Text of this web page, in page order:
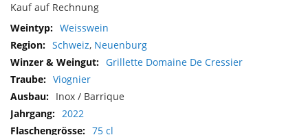
Kauf auf Rechnung
Mehr
Informationen
Weisswein
Schweiz, Neuenburg
Grillette Domaine De Cressier
Viognier
Inox / Barrique
2022
75 cl